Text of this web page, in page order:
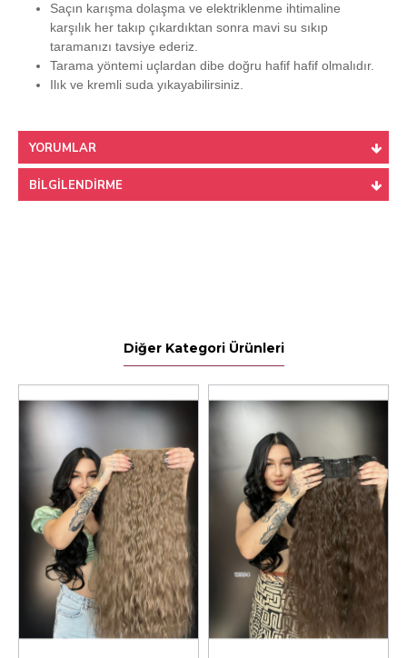
Saçın karışma dolaşma ve elektriklenme ihtimaline
karşılık her takıp çıkardıktan sonra mavi su sıkıp
taramanızı tavsiye ederiz.
Tarama yöntemi uçlardan dibe doğru hafif hafif olmalıdır.
Ilık ve kremli suda yıkayabilirsiniz.
YORUMLAR
BILGILENDIRME
Diğer Kategori Ürünleri